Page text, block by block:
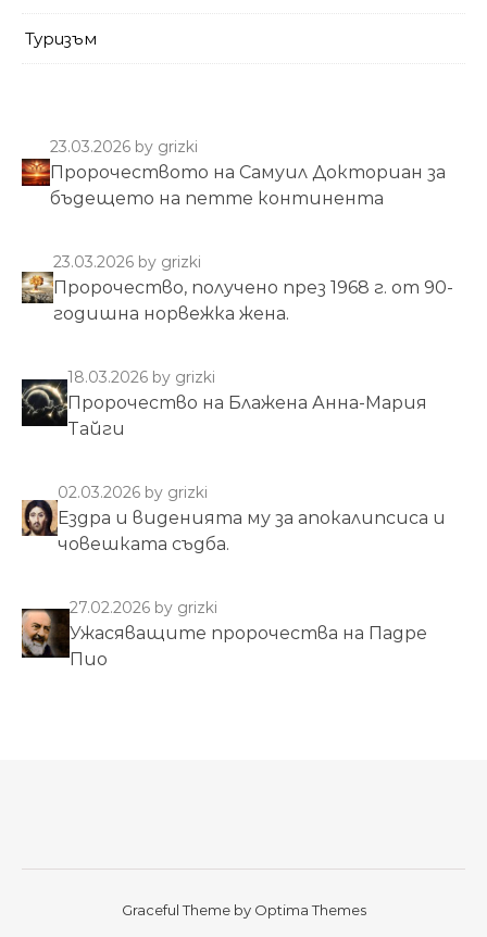
Туризъм
23.03.2026 by grizki
Пророчеството на Самуил Докториан за
бъдещето на петте континента
23.03.2026 by grizki
Пророчество, получено през 1968 г. от 90-
годишна норвежка жена.
18.03.2026 by grizki
Пророчество на Блажена Анна-Мария
Тайги
02.03.2026 by grizki
Ездра и виденията му за апокалипсиса и
човешката съдба.
27.02.2026 by grizki
Ужасяващите пророчества на Падре
Пио
Graceful Theme by Optima Themes